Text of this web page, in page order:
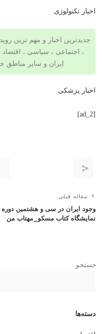
اخبار تکنولوژی
، اجتماعی ، سیاسی ، اقتصاد
ایران و سایر مناطق
اخبار پزشکی
[ad_2]
مقاله قبلی
وجود ایران در سی و هشتمین دوره
نمایشگاه کتاب مسکو_مهتاب من
جستجو
دسته‌ها